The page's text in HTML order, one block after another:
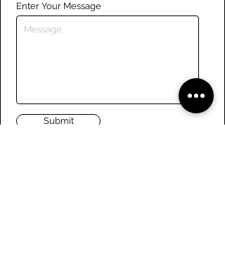
Enter Your Message
Submit